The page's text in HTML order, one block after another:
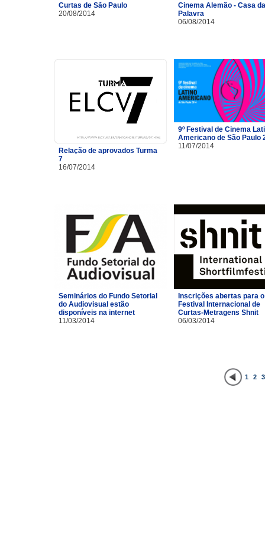
Curtas de São Paulo
20/08/2014
Cinema Alemão - Casa da
Palavra
06/08/2014
Relação de aprovados Turma
7
16/07/2014
9º Festival de Cinema
Americano de São Paulo
11/07/2014
Seminários do Fundo Setorial
do Audiovisual estão
disponíveis na internet
11/03/2014
Inscrições abertas para o
Festival Internacional de
Curtas-Metragens Shnit
06/03/2014
1 2 3